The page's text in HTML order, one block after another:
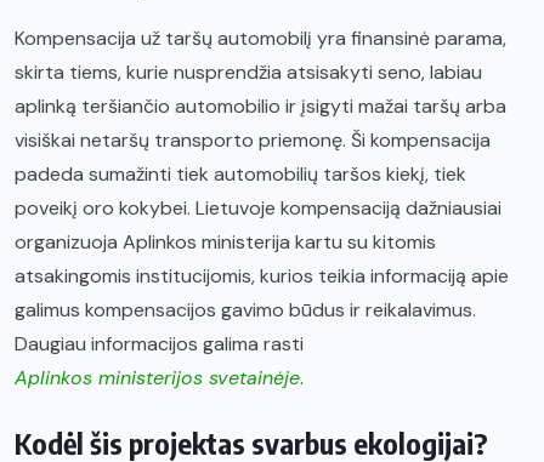
Kompensacija už taršų automobilį yra finansinė parama,
skirta tiems, kurie nusprendžia atsisakyti seno, labiau
aplinką teršiančio automobilio ir įsigyti mažai taršų arba
visiškai netaršų transporto priemonę. Ši kompensacija
padeda sumažinti tiek automobilių taršos kiekį, tiek
poveikį oro kokybei. Lietuvoje kompensaciją dažniausiai
organizuoja Aplinkos ministerija kartu su kitomis
atsakingomis institucijomis, kurios teikia informaciją apie
galimus kompensacijos gavimo būdus ir reikalavimus.
Daugiau informacijos galima rasti
Aplinkos ministerijos svetainėje.
Kodėl šis projektas svarbus ekologijai?